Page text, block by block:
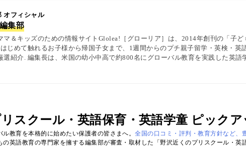
オフィシャル
集部
マ＆キッズのための情報サイトGlolea!［グローリア］は、2014年創刊の「子
じめて触れるお子様から帰国子女まで、1週間からのプチ親子留学・英検・英
選紹介. 編集長は、米国の幼小中高で約800名にグローバル教育を実践した英語
英検1級・TOEIC・TOEFL・IELTS指導者、海外で子育て中のワーキングママな
スクール・英語保育・英語学童 ピックア
教育を本格的に始めたい保護者の皆さまへ。全国の口コミ・評判・教育方針など、
の英語教育の専門家を擁する編集部が審査・取材した「野沢近くのプリスクール・英